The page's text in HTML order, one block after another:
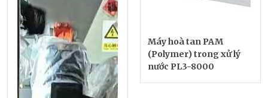
Máy hoà tan PAM
(Polymer) trong xử lý
nước PL3-8000